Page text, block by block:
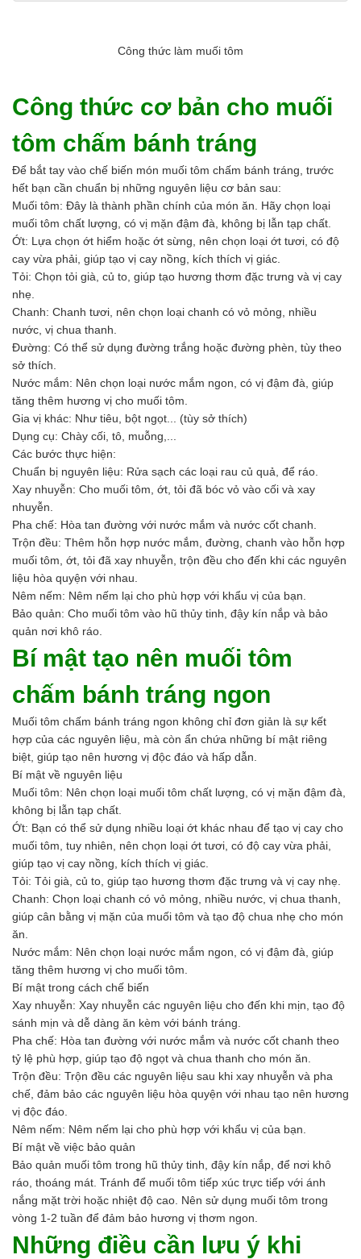
Bổ gan và giải độc gan
Phòng và trị bệnh
Bổ sung dinh dưỡng tăng trọng
Hấp thụ khí độc Yucca
HÓA CHẤT XỬ LÝ NƯỚC
Xử lý nước hồ bơi
Xử lý nước sinh hoạt
Xử lý nước thải
Xử lý nước giếng khoan
Xử lý nước khác
DUNG MÔI CÔNG NGHIỆP
Pha sơn nước
Pha sơn epoxy
Pha sơn dầu
Pha sơn tĩnh điện
Dung môi khác
HƯƠNG LIỆU TINH DẦU
HÓA CHẤT CÔNG NGHIỆP
Axit
Hóa chất khác
Kiềm
Muối
Kim loại màu
Oxit kim loại
HÓA CHẤT THÍ NGHIỆM
Hóa chất thí nghiệm
Thiết bị phòng thí nghiệm
HÓA CHẤT NÔNG NGHIỆP
Nguyên liệu phân bón
Chế phẩm sinh học
Nguyên liệu chăn nuôi
HÓA CHẤT XÂY DỰNG
Chống thấm sika
Silicone Dow Corning
Silicone KCC
Silicone Apollo
Silicone Kingbond
Silicone Shinetsu
Keo Silicone
Hóa chất khác
Giới Thiệu
Đối tác
Quy trình sản xuất
Tin tức
VMC GROUP
Ngành Hóa Chất
Tẩy Rửa Diệt Khuẩn
Ngành Thực Phẩm
Ngành Nông Nghiệp
Ngành Thủy Sản
Ngành Môi Trường
Ngành Nhựa
Ngành Xây Dựng
Ngành Cao Su
Ngành Xi Mạ
Ngành Thủy Tinh
Ngành Dệt Nhuộm
Ngành Sơn
Ngành In Ấn Bao Bì
Ngành Gốm Sứ
Ngành Gỗ
Ngành Mỹ Phẩm
Ngành Hóa Dầu
Ngành Giấy
Liên hệ
Tuyển dụng
Công thức làm muối tôm
Công thức cơ bản cho muối
tôm chấm bánh tráng
Để bắt tay vào chế biến món muối tôm chấm bánh tráng, trước
hết bạn cần chuẩn bị những nguyên liệu cơ bản sau:
Muối tôm: Đây là thành phần chính của món ăn. Hãy chọn loại
muối tôm chất lượng, có vị mặn đậm đà, không bị lẫn tạp chất.
Ớt: Lựa chọn ớt hiểm hoặc ớt sừng, nên chọn loại ớt tươi, có độ
cay vừa phải, giúp tạo vị cay nồng, kích thích vị giác.
Tỏi: Chọn tỏi già, củ to, giúp tạo hương thơm đặc trưng và vị cay
nhẹ.
Chanh: Chanh tươi, nên chọn loại chanh có vỏ mỏng, nhiều
nước, vị chua thanh.
Đường: Có thể sử dụng đường trắng hoặc đường phèn, tùy theo
sở thích.
Nước mắm: Nên chọn loại nước mắm ngon, có vị đậm đà, giúp
tăng thêm hương vị cho muối tôm.
Gia vị khác: Như tiêu, bột ngọt... (tùy sở thích)
Dụng cụ: Chày cối, tô, muỗng,...
Các bước thực hiện:
Chuẩn bị nguyên liệu: Rửa sạch các loại rau củ quả, để ráo.
Xay nhuyễn: Cho muối tôm, ớt, tỏi đã bóc vỏ vào cối và xay
nhuyễn.
Pha chế: Hòa tan đường với nước mắm và nước cốt chanh.
Trộn đều: Thêm hỗn hợp nước mắm, đường, chanh vào hỗn hợp
muối tôm, ớt, tỏi đã xay nhuyễn, trộn đều cho đến khi các nguyên
liệu hòa quyện với nhau.
Nêm nếm: Nêm nếm lại cho phù hợp với khẩu vị của bạn.
Bảo quản: Cho muối tôm vào hũ thủy tinh, đậy kín nắp và bảo
quản nơi khô ráo.
Bí mật tạo nên muối tôm
chấm bánh tráng ngon
Muối tôm chấm bánh tráng ngon không chỉ đơn giản là sự kết
hợp của các nguyên liệu, mà còn ẩn chứa những bí mật riêng
biệt, giúp tạo nên hương vị độc đáo và hấp dẫn.
Bí mật về nguyên liệu
Muối tôm: Nên chọn loại muối tôm chất lượng, có vị mặn đậm đà,
không bị lẫn tạp chất.
Ớt: Bạn có thể sử dụng nhiều loại ớt khác nhau để tạo vị cay cho
muối tôm, tuy nhiên, nên chọn loại ớt tươi, có độ cay vừa phải,
giúp tạo vị cay nồng, kích thích vị giác.
Tỏi: Tỏi già, củ to, giúp tạo hương thơm đặc trưng và vị cay nhẹ.
Chanh: Chọn loại chanh có vỏ mỏng, nhiều nước, vị chua thanh,
giúp cân bằng vị mặn của muối tôm và tạo độ chua nhẹ cho món
ăn.
Nước mắm: Nên chọn loại nước mắm ngon, có vị đậm đà, giúp
tăng thêm hương vị cho muối tôm.
Bí mật trong cách chế biến
Xay nhuyễn: Xay nhuyễn các nguyên liệu cho đến khi mịn, tạo độ
sánh mịn và dễ dàng ăn kèm với bánh tráng.
Pha chế: Hòa tan đường với nước mắm và nước cốt chanh theo
tỷ lệ phù hợp, giúp tạo độ ngọt và chua thanh cho món ăn.
Trộn đều: Trộn đều các nguyên liệu sau khi xay nhuyễn và pha
chế, đảm bảo các nguyên liệu hòa quyện với nhau tạo nên hương
vị độc đáo.
Nêm nếm: Nêm nếm lại cho phù hợp với khẩu vị của bạn.
Bí mật về việc bảo quản
Bảo quản muối tôm trong hũ thủy tinh, đậy kín nắp, để nơi khô
ráo, thoáng mát. Tránh để muối tôm tiếp xúc trực tiếp với ánh
nắng mặt trời hoặc nhiệt độ cao. Nên sử dụng muối tôm trong
vòng 1-2 tuần để đảm bảo hương vị thơm ngon.
Những điều cần lưu ý khi